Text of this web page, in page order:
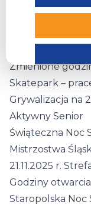
Świąteczne
Lodowisko –
Zmienione
Skatepark –
Grywalizacja na
Aktywny Senior
Świąteczna Noc
Mistrzostwa
21.11.2025 r.
Godziny
Staropolska Noc